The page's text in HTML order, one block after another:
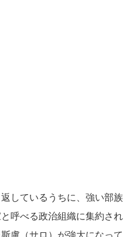
しているうちに、強い部族
呼べる政治組織に集約され
盧（サロ）が強大になって